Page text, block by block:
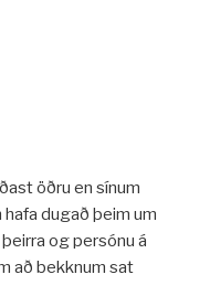
öðru en sínum
dugað þeim um
og persónu á
að bekknum sat